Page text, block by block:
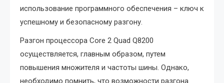
использование программного обеспечения – ключ к
успешному и безопасному разгону.
Разгон процессора Core 2 Quad Q8200
осуществляется, главным образом, путем
повышения множителя и частоты шины. Однако,
необходимо помнить, что возможности разгона